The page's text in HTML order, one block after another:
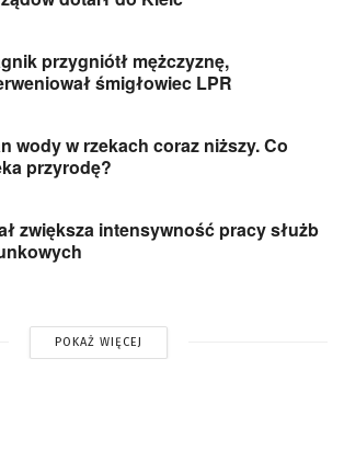
przygniótł mężczyznę,
śmigłowiec LPR
wody w rzekach coraz niższy. Co
przyrodę?
zwiększa intensywność pracy służb
POKAŻ WIĘCEJ